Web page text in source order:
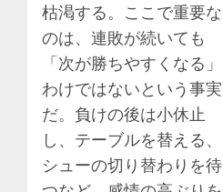
枯渇する。ここで重要な
のは、連敗が続いても
「次が勝ちやすくなる」
わけではないという事実
だ。負けの後は小休止
し、テーブルを替える、
シューの切り替わりを待